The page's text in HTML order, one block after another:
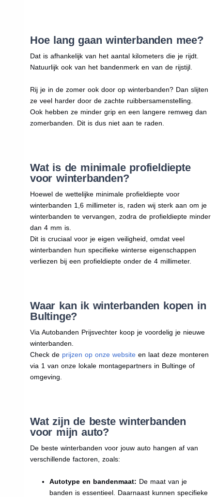
Hoe lang gaan winterbanden mee?
Dat is afhankelijk van het aantal kilometers die je rijdt.
Natuurlijk ook van het bandenmerk en van de rijstijl.
Rij je in de zomer ook door op winterbanden? Dan slijten
ze veel harder door de zachte ruibbersamenstelling.
Ook hebben ze minder grip en een langere remweg dan
zomerbanden. Dit is dus niet aan te raden.
Wat is de minimale profieldiepte
voor winterbanden?
Hoewel de wettelijke minimale profieldiepte voor
winterbanden 1,6 millimeter is, raden wij sterk aan om je
winterbanden te vervangen, zodra de profieldiepte minder
dan 4 mm is.
Dit is cruciaal voor je eigen veiligheid, omdat veel
winterbanden hun specifieke winterse eigenschappen
verliezen bij een profieldiepte onder de 4 millimeter.
Waar kan ik winterbanden kopen in
Bultinge?
Via Autobanden Prijsvechter koop je voordelig je nieuwe
winterbanden.
Check de prijzen op onze websiteen laat deze monteren
via 1 van onze lokale montagepartners in Bultinge of
omgeving.
Wat zijn de beste winterbanden
voor mijn auto?
De beste winterbanden voor jouw auto hangen af van
verschillende factoren, zoals:
Autotype en bandenmaat: De maat van je
banden is essentieel. Daarnaast kunnen specifieke